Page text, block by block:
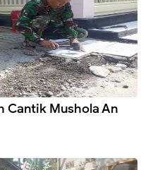
Cantik Mushola An